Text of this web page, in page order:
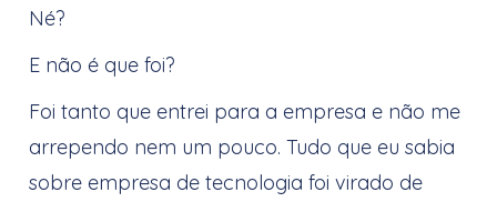
Né?
E não é que foi?
Foi tanto que entrei para a empresa e não me
arrependo nem um pouco. Tudo que eu sabia
sobre empresa de tecnologia foi virado de